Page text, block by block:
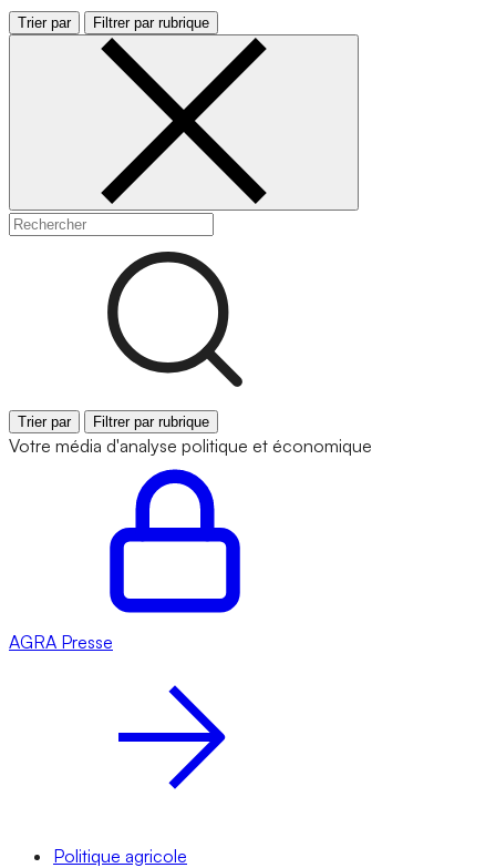
Trier par Filtrer par rubrique
Trier par Filtrer par rubrique
Votre média d'analyse politique et économique
AGRA Presse
Politique agricole